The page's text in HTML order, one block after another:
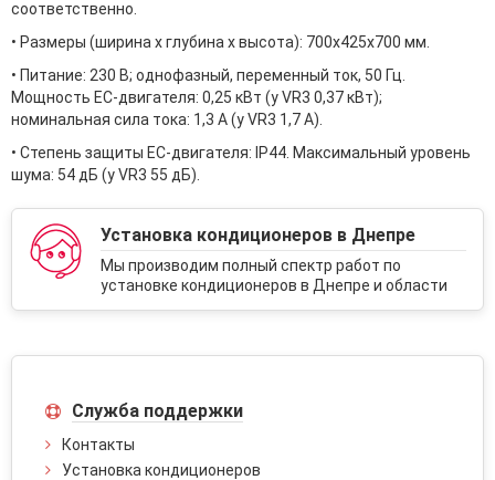
соответственно.
• Размеры (ширина х глубина х высота): 700х425х700 мм.
• Питание: 230 В; однофазный, переменный ток, 50 Гц.
Мощность EC-двигателя: 0,25 кВт (у VR3 0,37 кВт);
номинальная сила тока: 1,3 А (у VR3 1,7 А).
• Степень защиты EC-двигателя: IP44. Максимальный уровень
шума: 54 дБ (у VR3 55 дБ).
Установка кондиционеров в Днепре
Мы производим полный спектр работ по
установке кондиционеров в Днепре и области
Служба поддержки
Контакты
Установка кондиционеров